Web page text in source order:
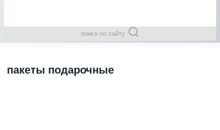
поиск по сайту
пакеты подарочные